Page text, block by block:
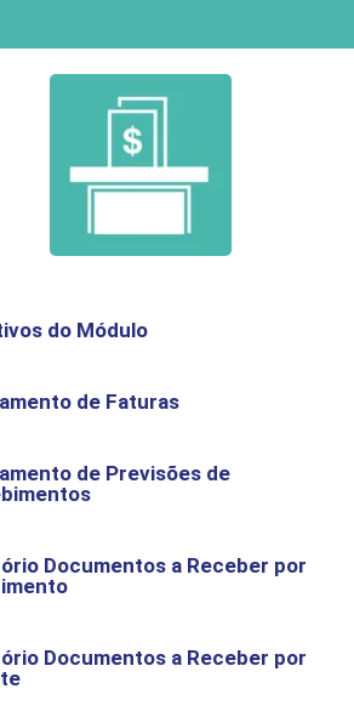
do Módulo
de Faturas
de Previsões de
Documentos a Receber por
Documentos a Receber por